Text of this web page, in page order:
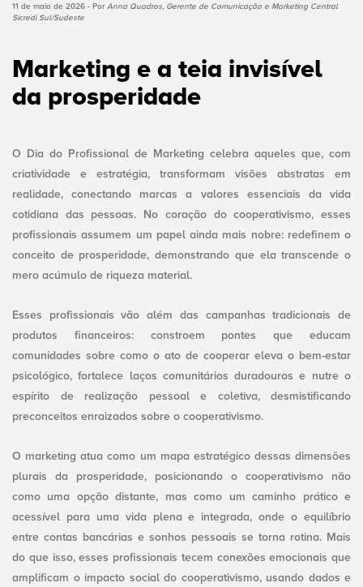
11 de maio de 2026 - PorAnna Quadros, Gerente de Comunicação e Marketing Central
Sicredi Sul/Sudeste
Marketing e a teia invisível
da prosperidade
O Dia do Profissional de Marketing celebra aqueles que, com
criatividade e estratégia, transformam visões abstratas em
realidade, conectando marcas a valores essenciais da vida
cotidiana das pessoas. No coração do cooperativismo, esses
profissionais assumem um papel ainda mais nobre: redefinem o
conceito de prosperidade, demonstrando que ela transcende o
mero acúmulo de riqueza material.
Esses profissionais vão além das campanhas tradicionais de
produtos financeiros: constroem pontes que educam
comunidades sobre como o ato de cooperar eleva o bem-estar
psicológico, fortalece laços comunitários duradouros e nutre o
espírito de realização pessoal e coletiva, desmistificando
preconceitos enraizados sobre o cooperativismo.
O marketing atua como um mapa estratégico dessas dimensões
plurais da prosperidade, posicionando o cooperativismo não
como uma opção distante, mas como um caminho prático e
acessível para uma vida plena e integrada, onde o equilíbrio
entre contas bancárias e sonhos pessoais se torna rotina. Mais
do que isso, esses profissionais tecem conexões emocionais que
amplificam o impacto social do cooperativismo, usando dados e